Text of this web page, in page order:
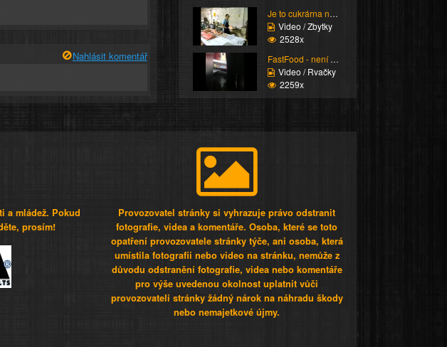
Nahlásit komentář
Je to cukrárna nebo pe...
Video / Zbytky
2528x
FastFood - není hladov...
Video / Rvačky
2259x
a mládež. Pokud
prosím!
Provozovatel stránky si vyhrazuje právo odstranit
fotografie, videa a komentáře. Osoba, které se toto
opatření provozovatele stránky týče, ani osoba, která
umístila fotografii nebo video na stránku, nemůže z
důvodu odstranění fotografie, videa nebo komentáře
pro výše uvedenou okolnost uplatnit vůči
provozovateli stránky žádný nárok na náhradu škody
nebo nemajetkové újmy.